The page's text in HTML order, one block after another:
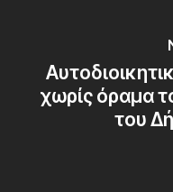
χωρίς όραμα
του